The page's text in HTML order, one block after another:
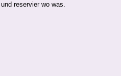
reservier wo was.